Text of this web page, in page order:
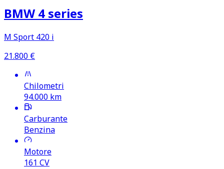
BMW 4 series
M Sport 420 i
21.800 €
Chilometri
94.000 km
Carburante
Benzina
Motore
161 CV